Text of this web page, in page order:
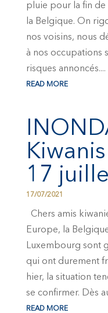
pluie pour la fin de
la Belgique. On
nos voisins, nous
à nos occupations
risques annoncés....
READ MORE
17
17/07/2021
Chers amis
Europe, la
Luxembourg sont
qui ont durement
hier, la situation
se confirmer. Dès
READ MORE